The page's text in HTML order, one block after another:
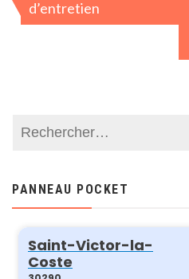
l’article
d’entretien
PANNEAU POCKET